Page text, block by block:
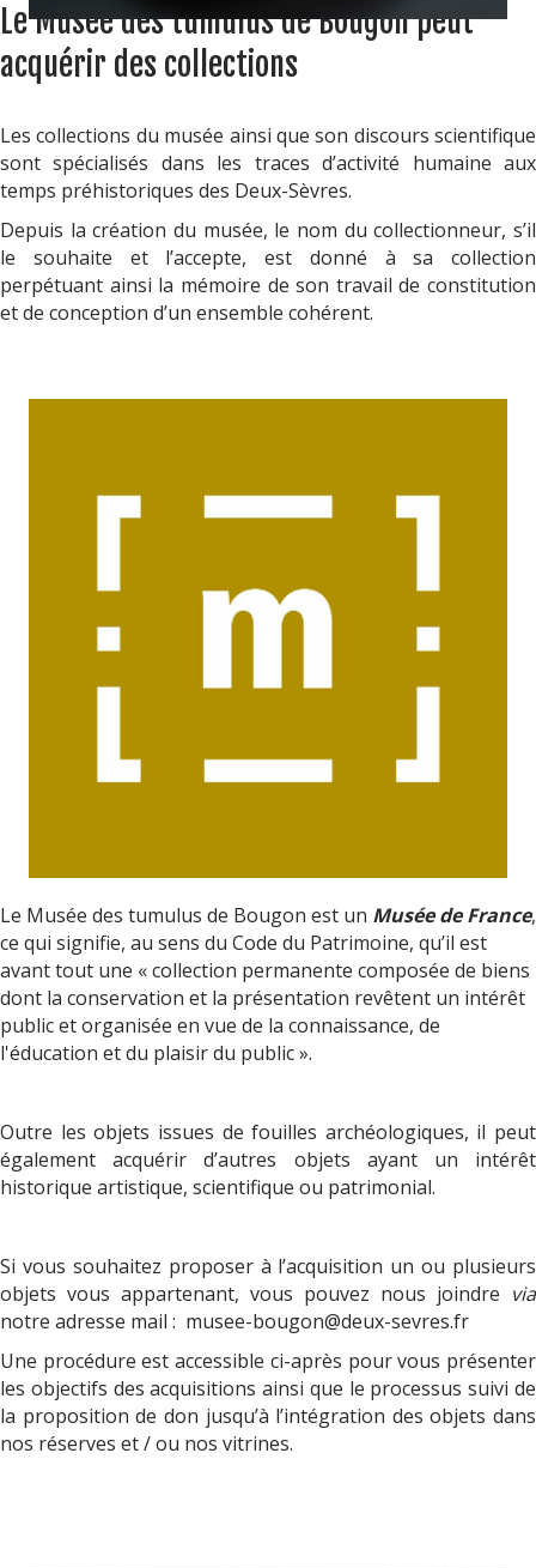
Le Musée des tumulus de Bougon peut
acquérir des collections
Les collections du musée ainsi que son discours scientifique
sont spécialisés dans les traces d’activité humaine aux
temps préhistoriques des Deux-Sèvres.
Depuis la création du musée, le nom du collectionneur, s’il
le souhaite et l’accepte, est donné à sa collection
perpétuant ainsi la mémoire de son travail de constitution
et de conception d’un ensemble cohérent.
Le Musée des tumulus de Bougon est un Musée de France,
ce qui signifie, au sens du Code du Patrimoine, qu’il est
avant tout une « collection permanente composée de biens
dont la conservation et la présentation revêtent un intérêt
public et organisée en vue de la connaissance, de
l'éducation et du plaisir du public ».
Outre les objets issues de fouilles archéologiques, il peut
également acquérir d’autres objets ayant un intérêt
historique artistique, scientifique ou patrimonial.
Si vous souhaitez proposer à l’acquisition un ou plusieurs
objets vous appartenant, vous pouvez nous joindre via
notre adresse mail : musee-bougon@deux-sevres.fr
Une procédure est accessible ci-après pour vous présenter
les objectifs des acquisitions ainsi que le processus suivi de
la proposition de don jusqu’à l’intégration des objets dans
nos réserves et / ou nos vitrines.